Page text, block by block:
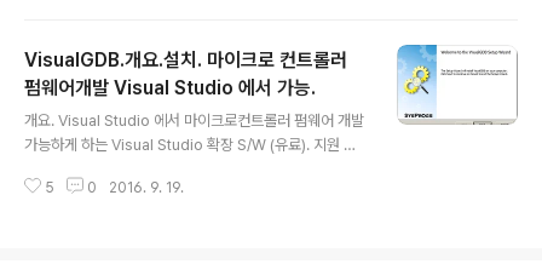
I, VSPI, HSPI 표기가 정확한 것이며 ESP32의 SPI는 총 3개. SPI = SPI1, H
SPI =..
VisualGDB.개요.설치. 마이크로 컨트롤러
펌웨어개발 Visual Studio 에서 가능.
개요. Visual Studio 에서 마이크로컨트롤러 펌웨어 개발
가능하게 하는 Visual Studio 확장 S/W (유료). 지원 MC
본 .등 지원 JTAG/SWD Debugger : ST-Link, J-Lin
5 0 2016. 9. 19.